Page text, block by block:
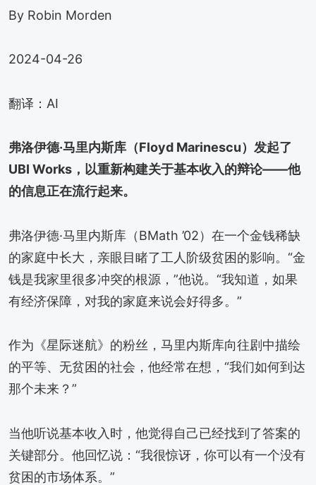
By Robin Morden
2024-04-26
翻译：AI
弗洛伊德·马里内斯库（Floyd Marinescu）发起了
UBI Works，以重新构建关于基本收入的辩论——他
的信息正在流行起来。
弗洛伊德·马里内斯库（BMath ’02）在一个金钱稀缺
的家庭中长大，亲眼目睹了工人阶级贫困的影响。“金
钱是我家里很多冲突的根源，”他说。“我知道，如果
有经济保障，对我的家庭来说会好得多。”
作为《星际迷航》的粉丝，马里内斯库向往剧中描绘
的平等、无贫困的社会，他经常在想，“我们如何到达
那个未来？”
当他听说基本收入时，他觉得自己已经找到了答案的
关键部分。他回忆说：“我很惊讶，你可以有一个没有
贫困的市场体系。”